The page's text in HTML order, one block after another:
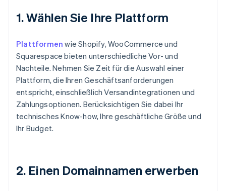
1. Wählen Sie Ihre Plattform
Plattformen wie Shopify, WooCommerce und
Squarespace bieten unterschiedliche Vor- und
Nachteile. Nehmen Sie Zeit für die Auswahl einer
Plattform, die Ihren Geschäftsanforderungen
entspricht, einschließlich Versandintegrationen und
Zahlungsoptionen. Berücksichtigen Sie dabei Ihr
technisches Know-how, Ihre geschäftliche Größe und
Ihr Budget.
2. Einen Domainnamen erwerben